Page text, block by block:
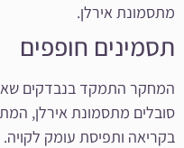
מתסמונת אירלן.
תסמינים חופפים
סובלים מתסמונת אירלן,
בקריאה ותפיסת עומק לקויה.